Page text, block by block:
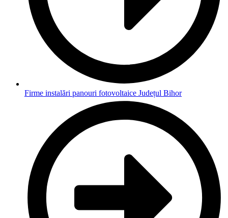
Firme instalări panouri fotovoltaice Județul Bihor